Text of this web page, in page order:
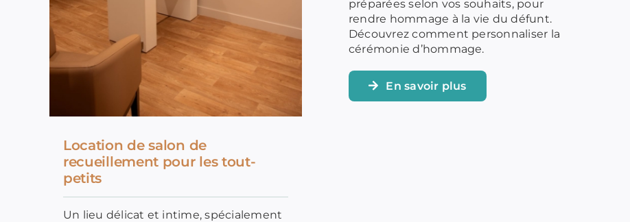
Location de salon de
recueillement pour les tout-
petits
Un lieu délicat et intime, spécialement
préparées selon vos souhaits, pour
rendre hommage à la vie du défunt.
Découvrez comment personnaliser la
cérémonie d’hommage.
En savoir plus